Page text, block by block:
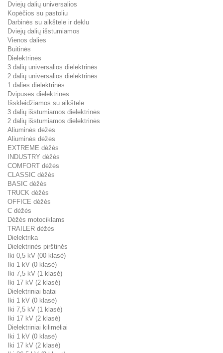
Dviejų dalių universalios
Kopėčios su pastoliu
Darbinės su aikštele ir dėklu
Dviejų dalių išstumiamos
Vienos dalies
Buitinės
Dielektrinės
3 dalių universalios dielektrinės
2 dalių universalios dielektrinės
1 dalies dielektrinės
Dvipusės dielektrinės
Išskleidžiamos su aikštele
3 dalių išstumiamos dielektrinės
2 dalių išstumiamos dielektrinės
Aliuminės dėžės
Aliuminės dėžės
EXTREME dėžės
INDUSTRY dėžės
COMFORT dėžės
CLASSIC dėžės
BASIC dėžės
TRUCK dėžės
OFFICE dėžės
C dėžės
Dėžės motociklams
TRAILER dėžės
Dielektrika
Dielektrinės pirštinės
Iki 0,5 kV (00 klasė)
Iki 1 kV (0 klasė)
Iki 7,5 kV (1 klasė)
Iki 17 kV (2 klasė)
Dielektriniai batai
Iki 1 kV (0 klasė)
Iki 7,5 kV (1 klasė)
Iki 17 kV (2 klasė)
Dielektriniai kilimėliai
Iki 1 kV (0 klasė)
Iki 17 kV (2 klasė)